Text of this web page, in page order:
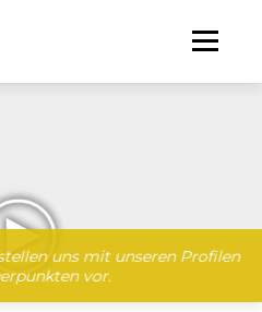
Menü
uns mit unseren Profilen
vor.